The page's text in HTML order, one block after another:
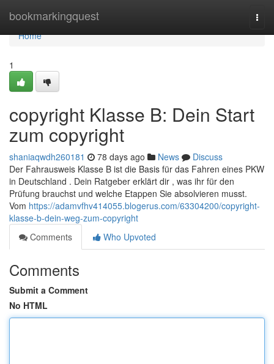
bookmarkingquest
Home
Home
1
copyright Klasse B: Dein Start
zum copyright
shaniaqwdh260181 78 days ago News
Discuss
Der Fahrausweis Klasse B ist die Basis für das Fahren eines PKW
in Deutschland . Dein Ratgeber erklärt dir , was ihr für den
Prüfung brauchst und welche Etappen Sie absolvieren musst.
Vom https://adamvfhv414055.blogerus.com/63304200/copyright-
klasse-b-dein-weg-zum-copyright
Comments
Who Upvoted
Comments
Submit a Comment
No HTML